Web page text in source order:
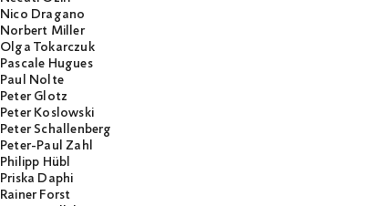
Nico Dragano
Norbert Miller
Olga Tokarczuk
Pascale Hugues
Paul Nolte
Peter Glotz
Peter Koslowski
Peter Schallenberg
Peter-Paul Zahl
Philipp Hübl
Priska Daphi
Rainer Forst